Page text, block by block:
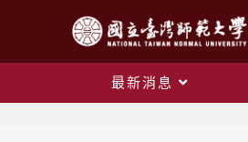
最新消息